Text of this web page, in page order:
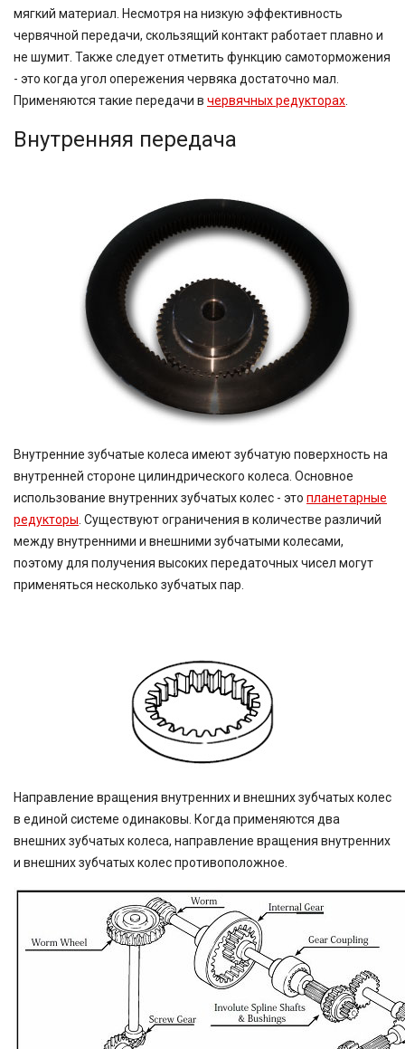
мягкий материал. Несмотря на низкую эффективность
червячной передачи, скользящий контакт работает плавно и
не шумит. Также следует отметить функцию самоторможения
- это когда угол опережения червяка достаточно мал.
Применяются такие передачи в червячных редукторах
Внутренняя передача
Внутренние зубчатые колеса имеют зубчатую поверхность на
внутренней стороне цилиндрического колеса. Основное
использование внутренних зубчатых колес - это планетарные
редукторы . Существуют ограничения в количестве различий
между внутренними и внешними зубчатыми колесами,
поэтому для получения высоких передаточных чисел могут
применяться несколько зубчатых пар.
Направление вращения внутренних и внешних зубчатых колес
в единой системе одинаковы. Когда применяются два
внешних зубчатых колеса, направление вращения внутренних
и внешних зубчатых колес противоположное.